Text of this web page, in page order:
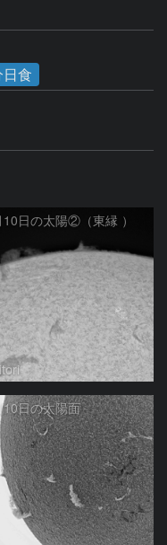
食
日の太陽②（東縁 ）
10日の太陽面